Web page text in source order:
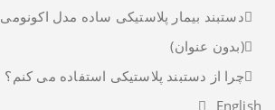
دستبند بیمار پلاستیکی ساده مدل اکونومی
(بدون عنوان)
چرا از دستبند پلاستیکی استفاده می کنم؟
English